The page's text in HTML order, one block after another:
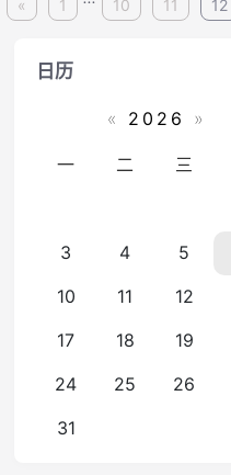
« 1 10 11 12
日历
« 2026 »
一 二 三
3
4 5
10
11 12
17
18 19
24
25 26
31